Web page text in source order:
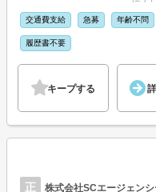
交通費支給 急募 年齢不問
履歴書不要
キープする
正 株式会社SCエージェン